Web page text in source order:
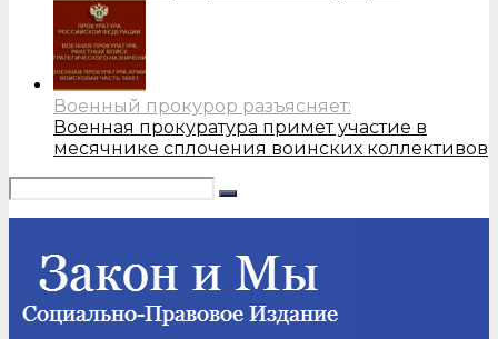
Военный прокурор разъясняет:
Военная прокуратура примет участие в
месячнике сплочения воинских коллективов